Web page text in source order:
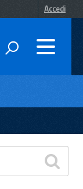
Accedi